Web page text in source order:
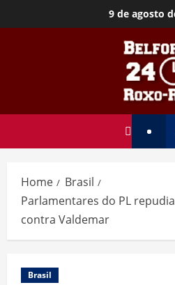
9 de agosto
Home
Brasil
Parlamentares do PL
contra Valdemar
Brasil